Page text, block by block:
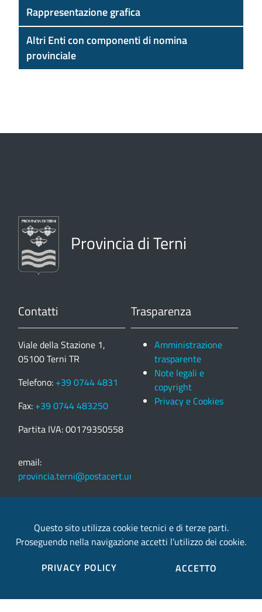
Rappresentazione grafica
Altri Enti con componenti di nomina
provinciale
Provincia di Terni
Contatti
Viale della Stazione 1,
05100 Terni TR
Telefono: +39 0744 4831
Fax: +39 0744 483250
Partita IVA: 00179350558
email:
provincia.terni@postacert.umbria.it
Trasparenza
Amministrazione
trasparente
Note legali e
copyright
Privacy e Cookies
Sito web realizzato in collaborazione conGruppo
Questo sito utilizza cookie tecnici e di terze parti.
Proseguendo nella navigazione accetti l’utilizzo dei cookie.
PRIVACY POLICY
ACCETTO